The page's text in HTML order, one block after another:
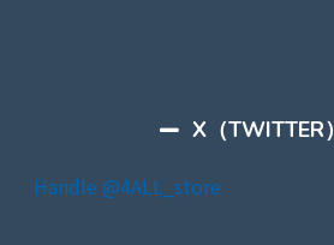
X（TWITTER）
Handle @4ALL_store